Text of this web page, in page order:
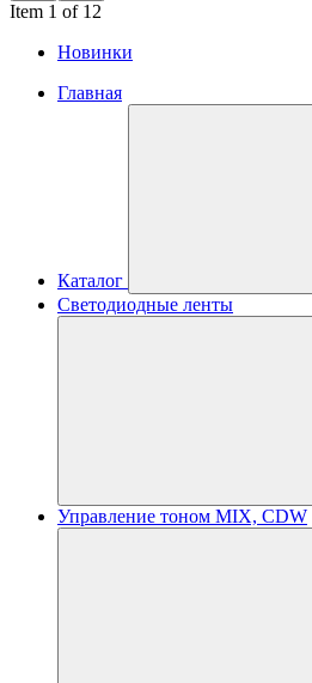
Item 1 of 12
Новинки
Главная
Каталог
Светодиодные ленты
Управление тоном MIX, CDW